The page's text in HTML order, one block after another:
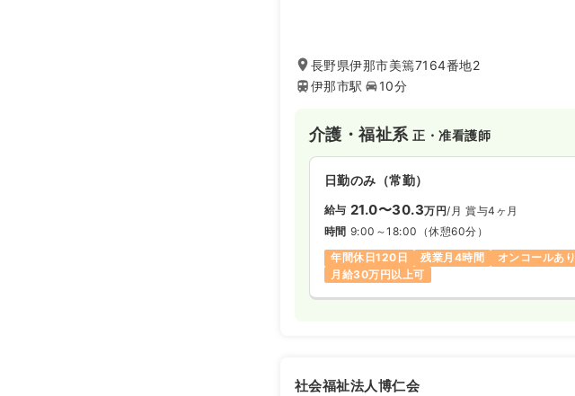
長野県伊那市美篶7164番地2
伊那市駅
10分
介護・福祉系正・准看護師
日勤のみ（常勤）
給与 21.0〜30.3万円/月 賞与4ヶ月
時間 9:00～18:00 （休憩60分）
年間休日120日
残業月4時間
オンコールあり
月給30万円以上可
社会福祉法人博仁会